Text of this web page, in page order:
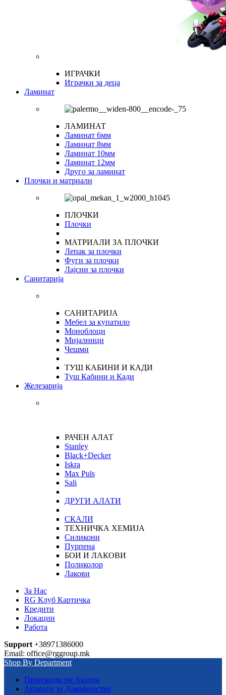
ИГРАЧКИ
Играчки за деца
Ламинат
ЛАМИНАТ
Ламинат 6мм
Ламинат 8мм
Ламинат 10мм
Ламинат 12мм
Друго за ламинат
Плочки и матриали
ПЛОЧКИ
Плочки
МАТРИАЛИ ЗА ПЛОЧКИ
Лепак за плочки
Фуги за плочки
Лајсни за плочки
Санитарија
САНИТАРИЈА
Мебел за купатило
Моноблоци
Мијалници
Чешми
ТУШ КАБИНИ И КАДИ
Туш Кабини и Кади
Железарија
РАЧЕН АЛАТ
Stanley
Black+Decker
Iskra
Max Puls
Sali
ДРУГИ АЛАТИ
СКАЛИ
ТЕХНИЧКА ХЕМИЈА
Силикони
Пурпена
БОИ И ЛАКОВИ
Поликолор
Лакови
За Нас
RG Клуб Картичка
Кредити
Локации
Работа
Support +38971386000
Email: office@rggroup.mk
Shop By Department
Производи на Акција
Апарати за Домаќинство